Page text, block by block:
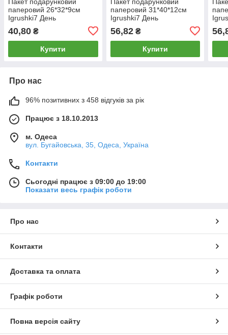
паперовий 26*32*9см
Igrushki7 День
40,80 ₴
Купити
паперовий 31*40*12см
Igrushki7 День
56,82₴
Купити
Про нас
96% позитивних з 458 відгуків за рік
Працює з 18.10.2013
м. Одеса
вул. Бугайовська, 35, Одеса, Україна
Контакти
Сьогодні працює з 09:00 до 19:00
Показати весь графік роботи
Про нас
Контакти
Доставка та оплата
Графік роботи
Повна версія сайту